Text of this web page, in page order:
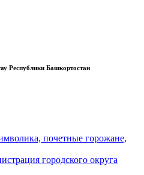
Республики Башкортостан
почетные горожане,
городского округа